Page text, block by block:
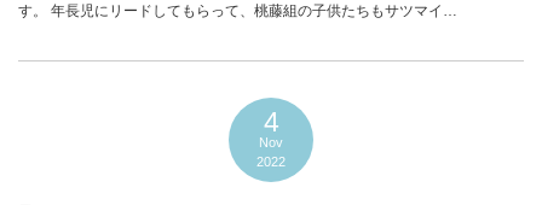
す。 年長児にリードしてもらって、桃藤組の子供たちもサツマイ…
4
Nov
2022